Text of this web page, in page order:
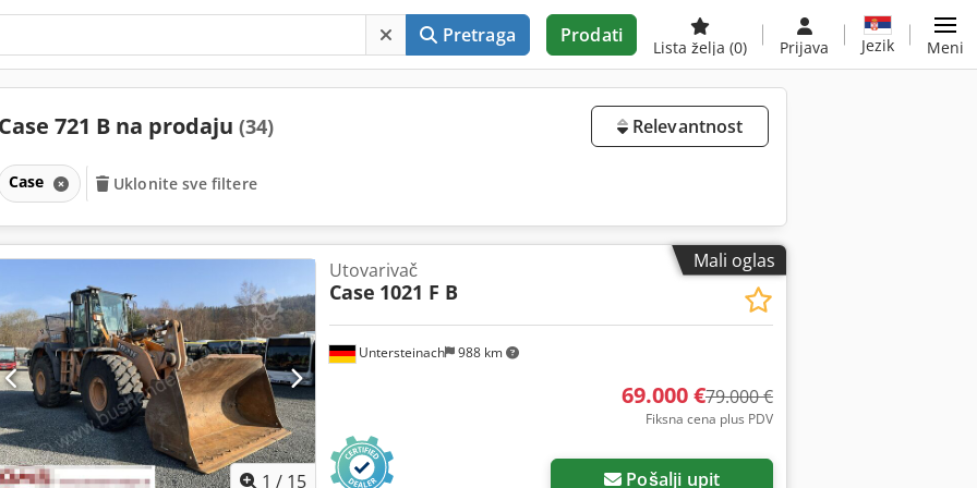
Pretraga Prodati
Lista želja (0) Prijava Jezik Meni
Case 721 B na prodaju (34) Relevantnost
Case Uklonite sve filtere
Mali oglas
1 / 15
Untersteinach 988 km
Utovarivač
Case 1021 F B
69.000 €79.000 €
Fiksna cena plus PDV
Pošalji upit